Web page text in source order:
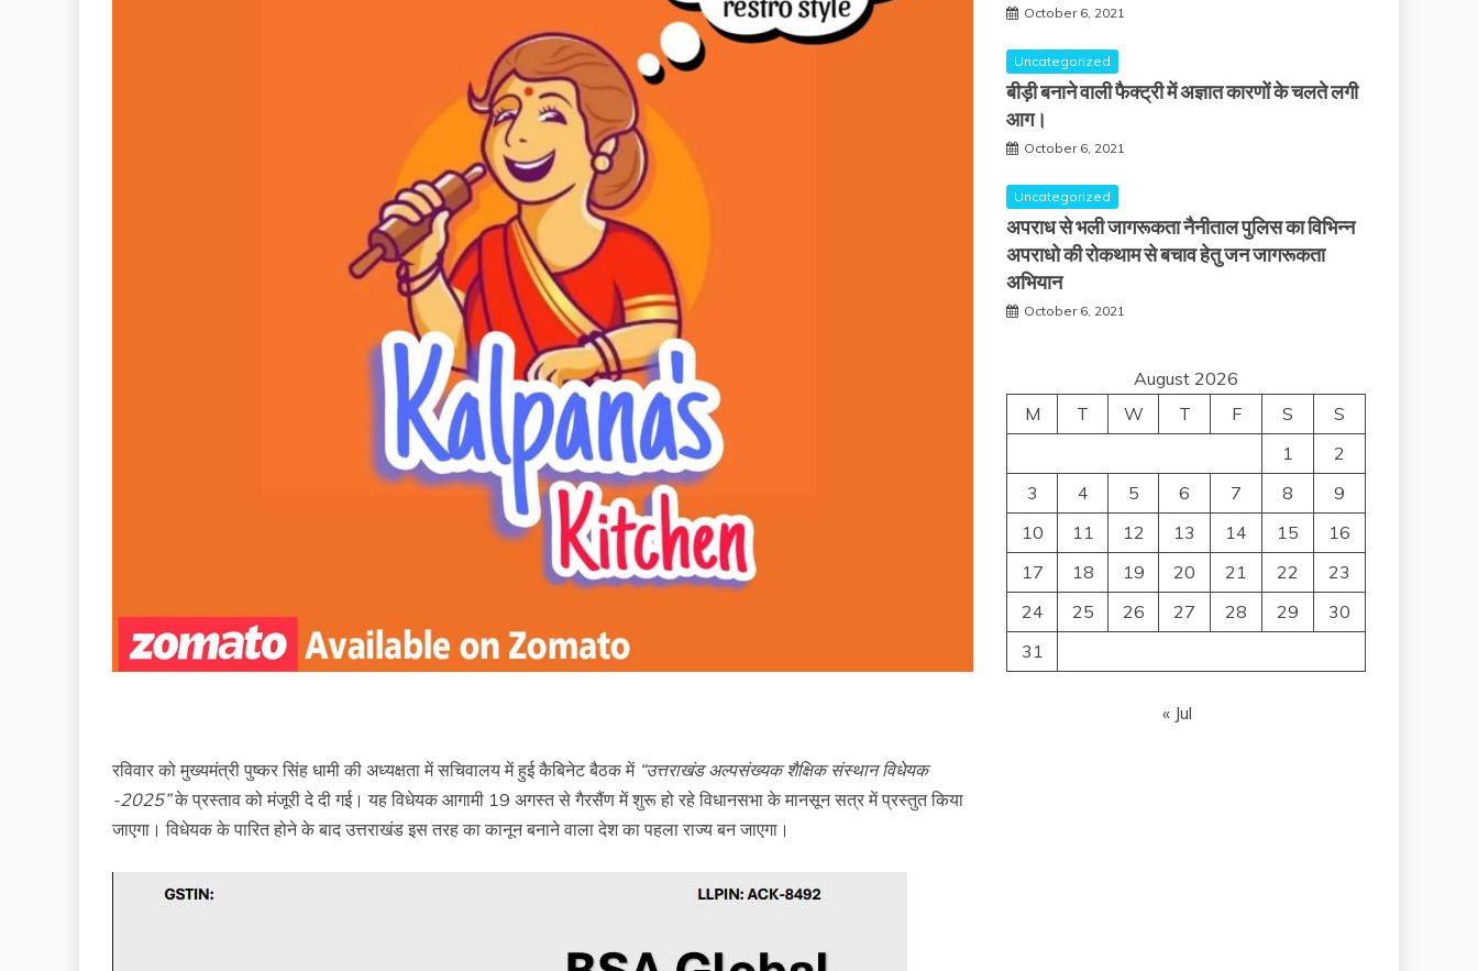
रविवार को मुख्यमंत्री पुष्कर सिंह धामी की अध्यक्षता में सचिवालय में हुई कैबिनेट बैठक में “उत्तराखंड अल्पसंख्यक शैक्षिक संस्थान विधेयक
-2025”के प्रस्ताव को मंजूरी दे दी गई। यह विधेयक आगामी 19 अगस्त से गैरसैंण में शुरू हो रहे विधानसभा के मानसून सत्र में प्रस्तुत किया
जाएगा। विधेयक के पारित होने के बाद उत्तराखंड इस तरह का कानून बनाने वाला देश का पहला राज्य बन जाएगा।
October 6, 2021
Uncategorized
बीड़ी बनाने वाली फैक्ट्री में अज्ञात कारणों के चलते लगी
आग।
October 6, 2021
Uncategorized
अपराध से भली जागरूकता नैनीताल पुलिस का विभिन्न
अपराधो की रोकथाम से बचाव हेतु जन जागरूकता
अभियान
October 6, 2021
August 2026
M
T W T F S
S
1
2
3
4 5 6 7 8
9
10
11 12 13 14 15
16
17
18 19 20 21 22
23
24
25 26 27 28 29
30
31
« Jul